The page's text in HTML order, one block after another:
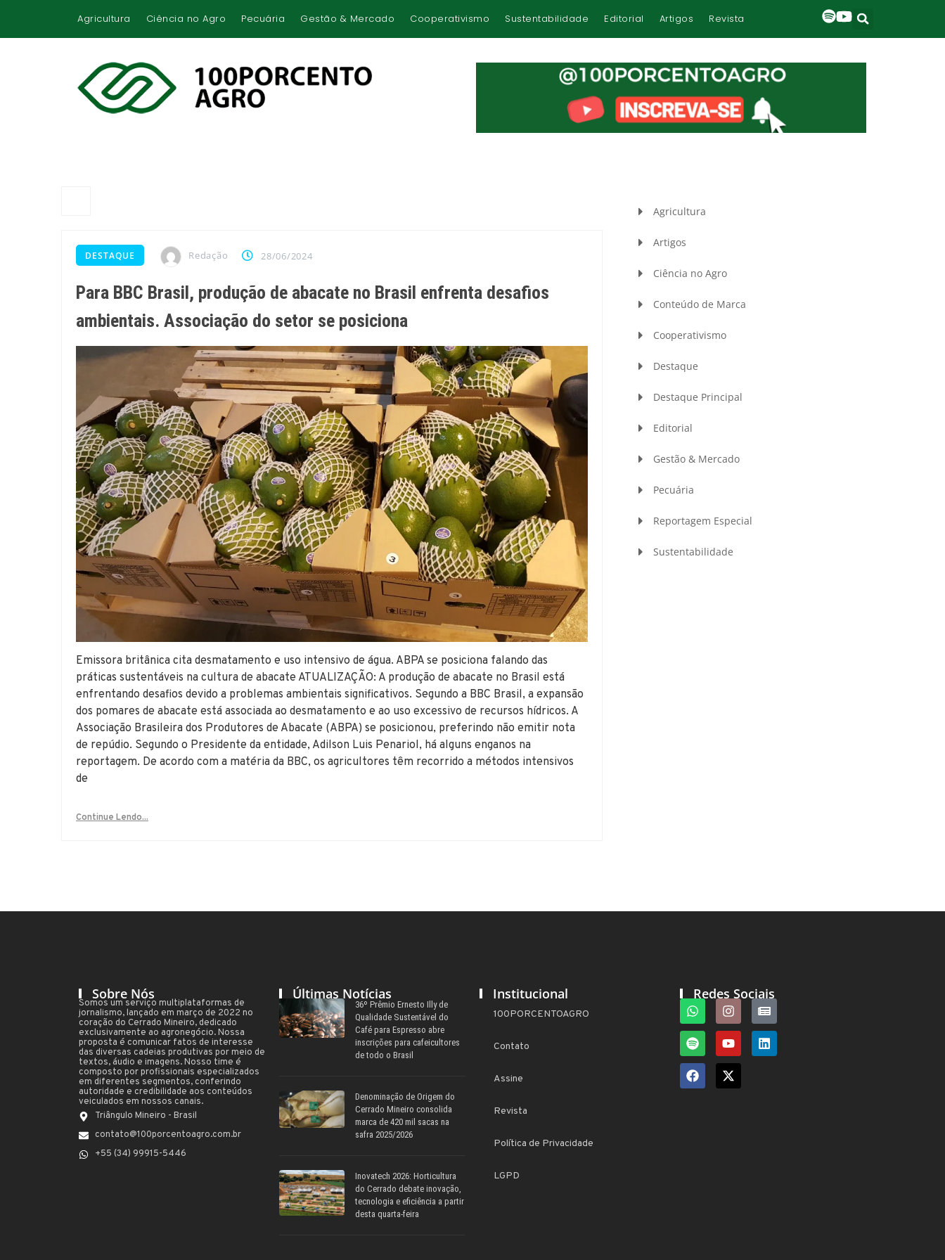
Agricultura Ciência no Agro Pecuária Gestão & Mercado Cooperativismo Sustentabilidade Editorial Artigos Revista
DESTAQUE Redação 28/06/2024
Para BBC Brasil, produção de abacate no Brasil enfrenta desafios
ambientais. Associação do setor se posiciona
Emissora britânica cita desmatamento e uso intensivo de água. ABPA se posiciona falando das
práticas sustentáveis na cultura de abacate ATUALIZAÇÃO: A produção de abacate no Brasil está
enfrentando desafios devido a problemas ambientais significativos. Segundo a BBC Brasil, a expansão
dos pomares de abacate está associada ao desmatamento e ao uso excessivo de recursos hídricos. A
Associação Brasileira dos Produtores de Abacate (ABPA) se posicionou, preferindo não emitir nota
de repúdio. Segundo o Presidente da entidade, Adilson Luis Penariol, há alguns enganos na
reportagem. De acordo com a matéria da BBC, os agricultores têm recorrido a métodos intensivos
de
Continue Lendo...
Agricultura
Artigos
Ciência no Agro
Conteúdo de Marca
Cooperativismo
Destaque
Destaque Principal
Editorial
Gestão & Mercado
Pecuária
Reportagem Especial
Sustentabilidade
Sobre Nós
Somos um serviço multiplataformas de
jornalismo, lançado em março de 2022 no
coração do Cerrado Mineiro, dedicado
exclusivamente ao agronegócio. Nossa
proposta é comunicar fatos de interesse
das diversas cadeias produtivas por meio de
textos, áudio e imagens. Nosso time é
composto por profissionais especializados
em diferentes segmentos, conferindo
autoridade e credibilidade aos conteúdos
veiculados em nossos canais.
Triângulo Mineiro - Brasil
contato@100porcentoagro.com.br
+55 (34) 99915-5446
Últimas Notícias
36º Prêmio Ernesto Illy de
Qualidade Sustentável do
Café para Espresso abre
inscrições para cafeicultores
de todo o Brasil
Denominação de Origem do
Cerrado Mineiro consolida
marca de 420 mil sacas na
safra 2025/2026
Inovatech 2026: Horticultura
do Cerrado debate inovação,
tecnologia e eficiência a partir
desta quarta-feira
Institucional
100PORCENTOAGRO
Contato
Assine
Revista
Política de Privacidade
LGPD
Redes Sociais